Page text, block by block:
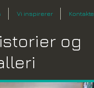
Vi inspirerer Kontakte
og